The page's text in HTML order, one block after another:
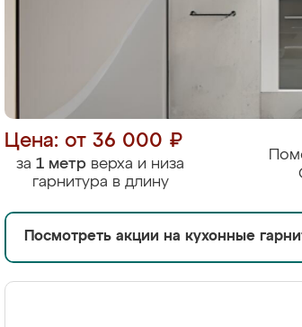
Цена: от 36 000 ₽
за 1 метр верха и низа
гарнитура в длину
Посмотреть акции на кухонные